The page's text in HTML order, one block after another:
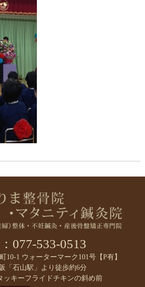
077-533-0513
10-1 ウォーターマーク101号【P有】
「石山駅」より徒歩約6分
ッキーフライドチキンの斜め前